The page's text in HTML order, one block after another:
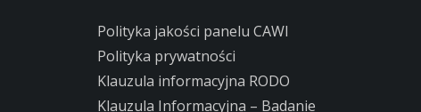
Polityka jakości panelu CAWI
Polityka prywatności
Klauzula informacyjna RODO
Klauzula Informacyjna – Badanie